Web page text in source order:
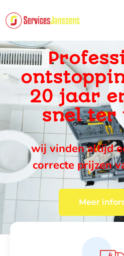
20 jaar
snel ter
wij vinden altijd
correcte prijzen
Meer